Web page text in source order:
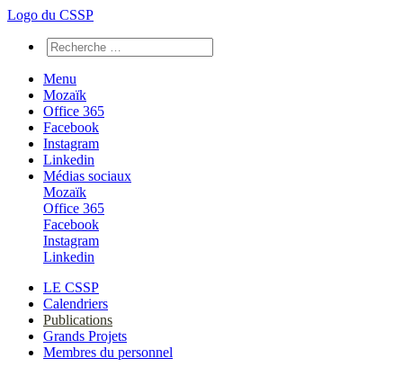
Logo du CSSP
Menu
Mozaïk
Office 365
Facebook
Instagram
Linkedin
Médias sociaux
Mozaïk
Office 365
Facebook
Instagram
Linkedin
LE CSSP
Calendriers
Publications
Grands Projets
Membres du personnel